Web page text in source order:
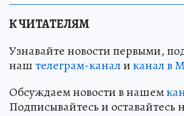
К ЧИТАТЕЛЯМ
Узнавайте новости первыми,
наштелеграм-каналиканал в
Обсуждаем новости в нашем
Подписывайтесь и оставайтесь